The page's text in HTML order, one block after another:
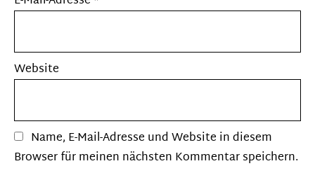
Website
Name, E-Mail-Adresse und Website in diesem
Browser für meinen nächsten Kommentar speichern.